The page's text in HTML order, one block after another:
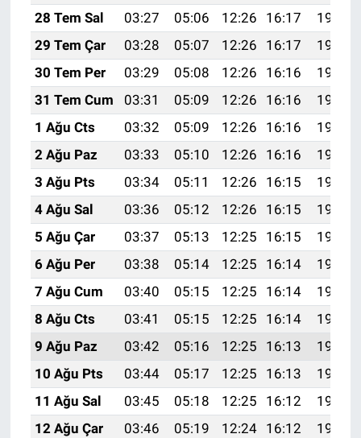
28 Tem Sal
03:27 05:06 12:26 16:17
19:36
29 Tem Çar
03:28 05:07 12:26 16:17
19:35
30 Tem Per
03:29 05:08 12:26 16:16
19:34
31 Tem Cum
03:31 05:09 12:26 16:16
19:33
1 Ağu Cts
03:32 05:09 12:26 16:16
19:32
2 Ağu Paz
03:33 05:10 12:26 16:16
19:31
3 Ağu Pts
03:34 05:11 12:26 16:15
19:30
4 Ağu Sal
03:36 05:12 12:26 16:15
19:29
5 Ağu Çar
03:37 05:13 12:25 16:15
19:28
6 Ağu Per
03:38 05:14 12:25 16:14
19:27
7 Ağu Cum
03:40 05:15 12:25 16:14
19:26
8 Ağu Cts
03:41 05:15 12:25 16:14
19:25
9 Ağu Paz
03:42 05:16 12:25 16:13
19:24
10 Ağu Pts
03:44 05:17 12:25 16:13
19:22
11 Ağu Sal
03:45 05:18 12:25 16:12
19:21
12 Ağu Çar
03:46 05:19 12:24 16:12
19:20